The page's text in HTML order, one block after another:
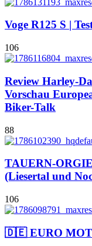
Voge R125 S |
106
Review Harley-
Vorschau
Biker-Talk
88
TAUERN-
(Liesertal und
106
🇩🇪 EURO